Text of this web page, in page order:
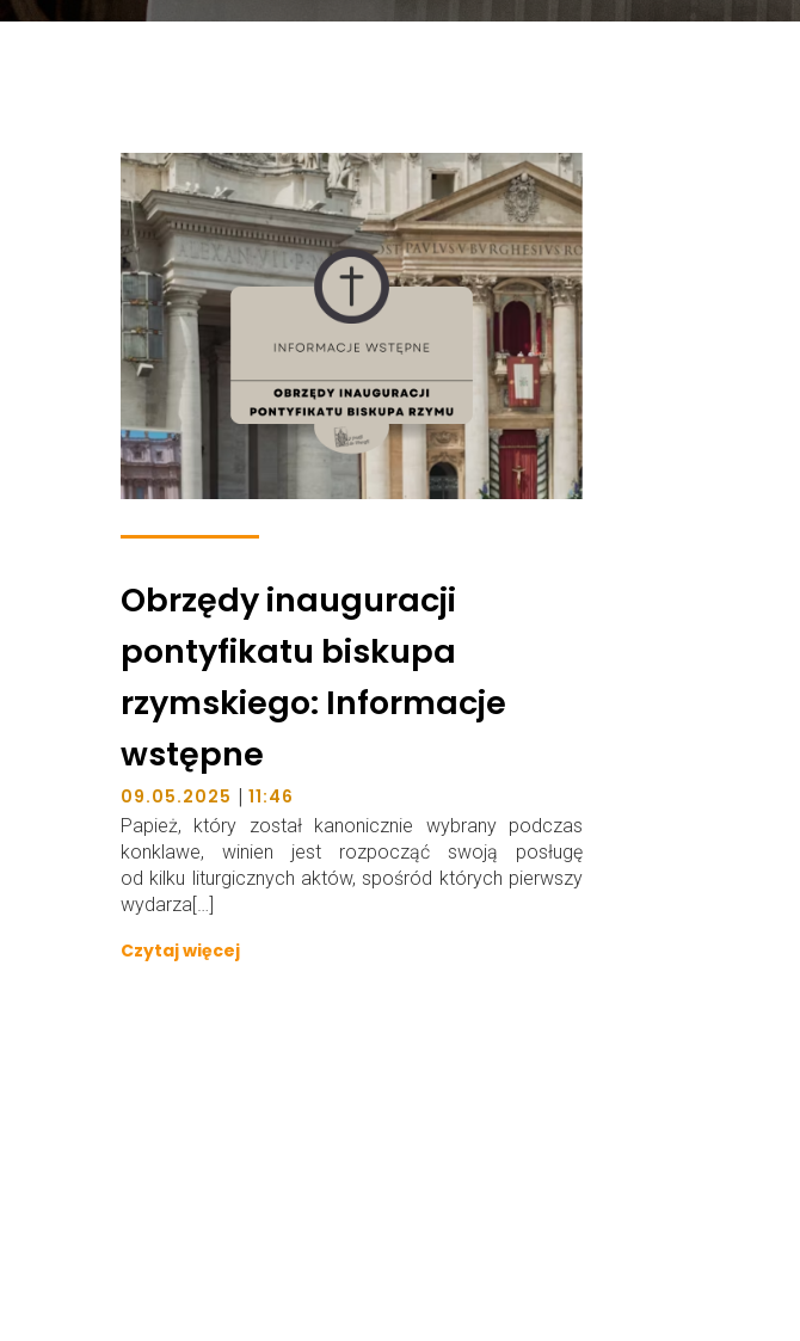
Obrzędy inauguracji
pontyfikatu biskupa
rzymskiego: Informacje
wstępne
09.05.2025 | 11:46
Papież, który został kanonicznie wybrany podczas
konklawe, winien jest rozpocząć swoją posługę
od kilku liturgicznych aktów, spośród których pierwszy
wydarza[…]
Czytaj więcej